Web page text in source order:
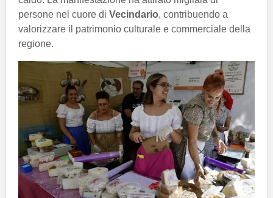
persone nel cuore di Vecindario, contribuendo a
valorizzare il patrimonio culturale e commerciale della
regione.